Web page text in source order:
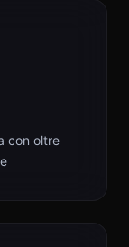
con oltre